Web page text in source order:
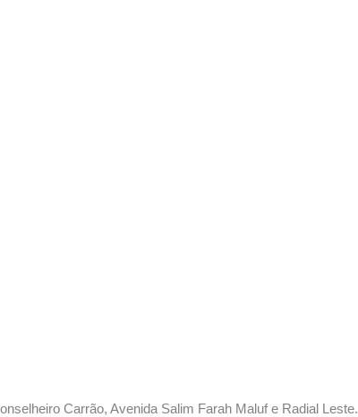
Carrão, Avenida Salim Farah Maluf e Radial Leste.